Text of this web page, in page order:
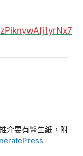
介要有醫生紙，附